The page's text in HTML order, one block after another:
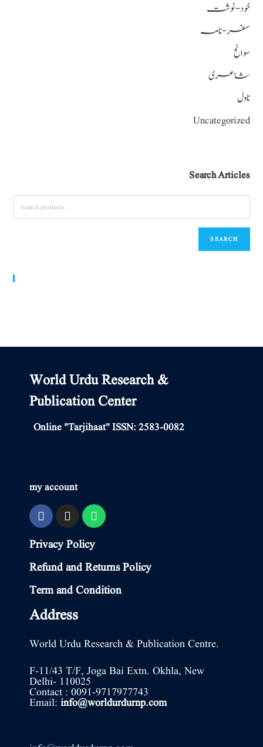
خود-نوشت
سفر-نامہ
سوانح
شاعری
ناول
Uncategorized
Search Articles
SEARCH
World Urdu Research &
Publication Center
Online "Tarjihaat" ISSN: 2583-0082
my account
Privacy Policy
Refund and Returns Policy
Term and Condition
Address
World Urdu Research & Publication Centre.
F-11/43 T/F, Joga Bai Extn. Okhla, New
Delhi- 110025
Contact : 0091-9717977743
Email: info@worldurdurnp.com